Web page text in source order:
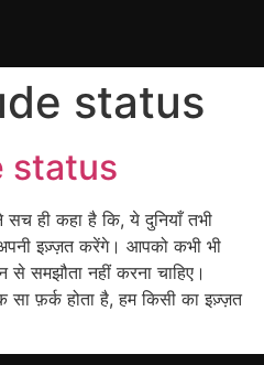
status
status
ही कहा है कि, ये दुनियाँ तभी
इज़्ज़त करेंगे। आपको कभी भी
से समझौता नहीं करना चाहिए।
फ़र्क होता है, हम किसी का इज़्ज़त